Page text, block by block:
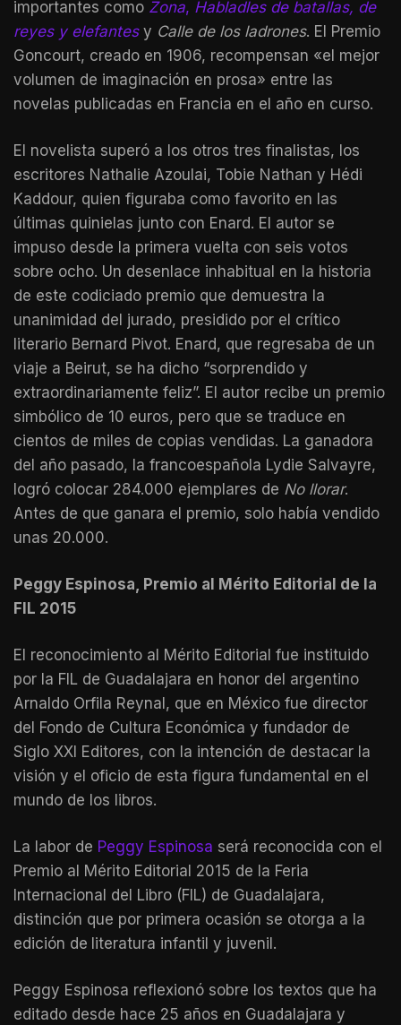
importantes como Zona, Habladles de batallas, de
reyes y elefantesy Calle de los ladrones. El Premio
Goncourt, creado en 1906, recompensan «el mejor
volumen de imaginación en prosa» entre las
novelas publicadas en Francia en el año en curso.
El novelista superó a los otros tres finalistas, los
escritores Nathalie Azoulai, Tobie Nathan y Hédi
Kaddour, quien figuraba como favorito en las
últimas quinielas junto con Enard. El autor se
impuso desde la primera vuelta con seis votos
sobre ocho. Un desenlace inhabitual en la historia
de este codiciado premio que demuestra la
unanimidad del jurado, presidido por el crítico
literario Bernard Pivot. Enard, que regresaba de un
viaje a Beirut, se ha dicho “sorprendido y
extraordinariamente feliz”. El autor recibe un premio
simbólico de 10 euros, pero que se traduce en
cientos de miles de copias vendidas. La ganadora
del año pasado, la francoespañola Lydie Salvayre,
logró colocar 284.000 ejemplares de No llorar.
Antes de que ganara el premio, solo había vendido
unas 20.000.
Peggy Espinosa, Premio al Mérito Editorial de la
FIL 2015
El reconocimiento al Mérito Editorial fue instituido
por la FIL de Guadalajara en honor del argentino
Arnaldo Orfila Reynal, que en México fue director
del Fondo de Cultura Económica y fundador de
Siglo XXI Editores, con la intención de destacar la
visión y el oficio de esta figura fundamental en el
mundo de los libros.
La labor de Peggy Espinosa será reconocida con el
Premio al Mérito Editorial 2015 de la Feria
Internacional del Libro (FIL) de Guadalajara,
distinción que por primera ocasión se otorga a la
edición de literatura infantil y juvenil.
Peggy Espinosa reflexionó sobre los textos que ha
editado desde hace 25 años en Guadalajara y